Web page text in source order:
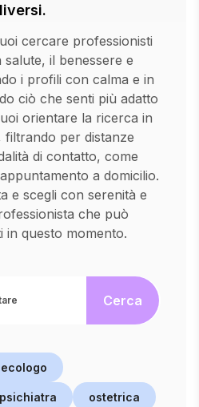
cercare professionisti
il benessere e
i profili con calma e in
ciò che senti più adatto
orientare la ricerca in
filtrando per distanze
di contatto, come
a domicilio.
e scegli con serenità e
che può
in questo momento.
Cerca
psichiatra ostetrica